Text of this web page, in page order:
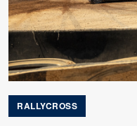
RALLYCROSS